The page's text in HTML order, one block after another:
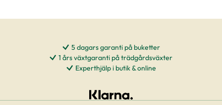
5 dagars garanti på buketter
1 års växtgaranti på trädgårdsväxter
Experthjälp i butik & online